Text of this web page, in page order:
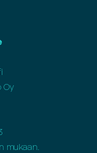
Oy
mukaan.